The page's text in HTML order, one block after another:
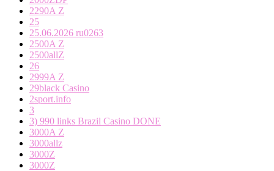
2290A Z
25
25.06.2026 ru0263
2500A Z
2500allZ
26
2999A Z
29black Casino
2sport.info
3
3) 990 links Brazil Casino DONE
3000A Z
3000allz
3000Z
3000Z